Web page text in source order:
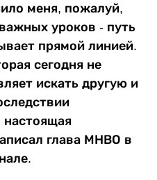
меня, пожалуй,
уроков - путь
прямой линией.
сегодня не
искать другую и
настоящая
глава МНВО в